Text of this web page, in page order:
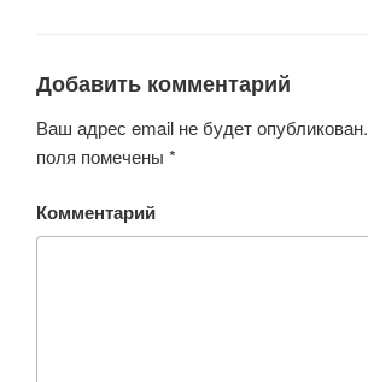
Добавить комментарий
Ваш адрес email не будет опубликован.
поля помечены *
Комментарий